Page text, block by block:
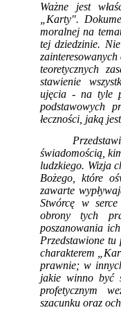
Ważne jest
„Karty".
moralnej na
tej dziedzinie.
teoretycznych za
stawienie
ujęcia - na tyle
podstawowych
łeczności, jaką
świadomością,
ludzkiego. Wizja
Bożego, które
zawarte
Stwórcę w serce
obrony tych
poszanowania
Przedstawione tu
charakterem
prawnie; w
jakie winno być
profetycznym
szacunku oraz